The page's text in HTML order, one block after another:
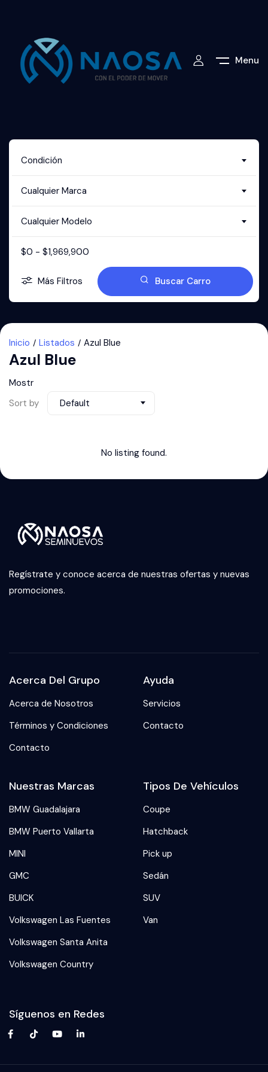
Menu
Condición
Cualquier Marca
Cualquier Modelo
$0 - $1,969,900
Más Filtros Buscar Carro
Inicio Listados Azul Blue
Azul Blue
Mostr
Sort by
Default
No listing found.
Regístrate y conoce acerca de nuestras ofertas y nuevas
promociones.
Acerca Del Grupo
Acerca de Nosotros
Términos y Condiciones
Contacto
Ayuda
Servicios
Contacto
Nuestras Marcas
BMW Guadalajara
BMW Puerto Vallarta
MINI
GMC
BUICK
Volkswagen Las Fuentes
Volkswagen Santa Anita
Volkswagen Country
Tipos De Vehículos
Coupe
Hatchback
Pick up
Sedán
SUV
Van
Síguenos en Redes